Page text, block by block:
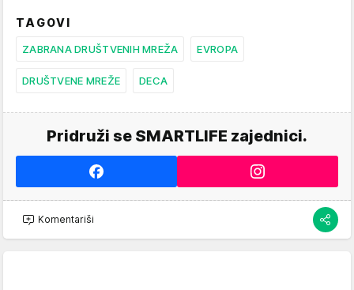
TAGOVI
ZABRANA DRUŠTVENIH MREŽA EVROPA
DRUŠTVENE MREŽE DECA
Pridruži se SMARTLIFE zajednici.
Komentariši